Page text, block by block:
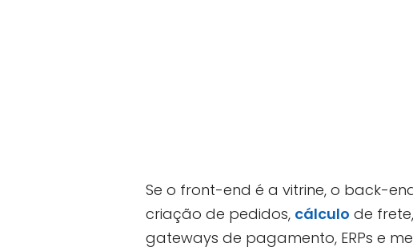
Se o front-end é a vitrine, o back-
criação de pedidos, cálculo de
gateways de pagamento, ERPs e